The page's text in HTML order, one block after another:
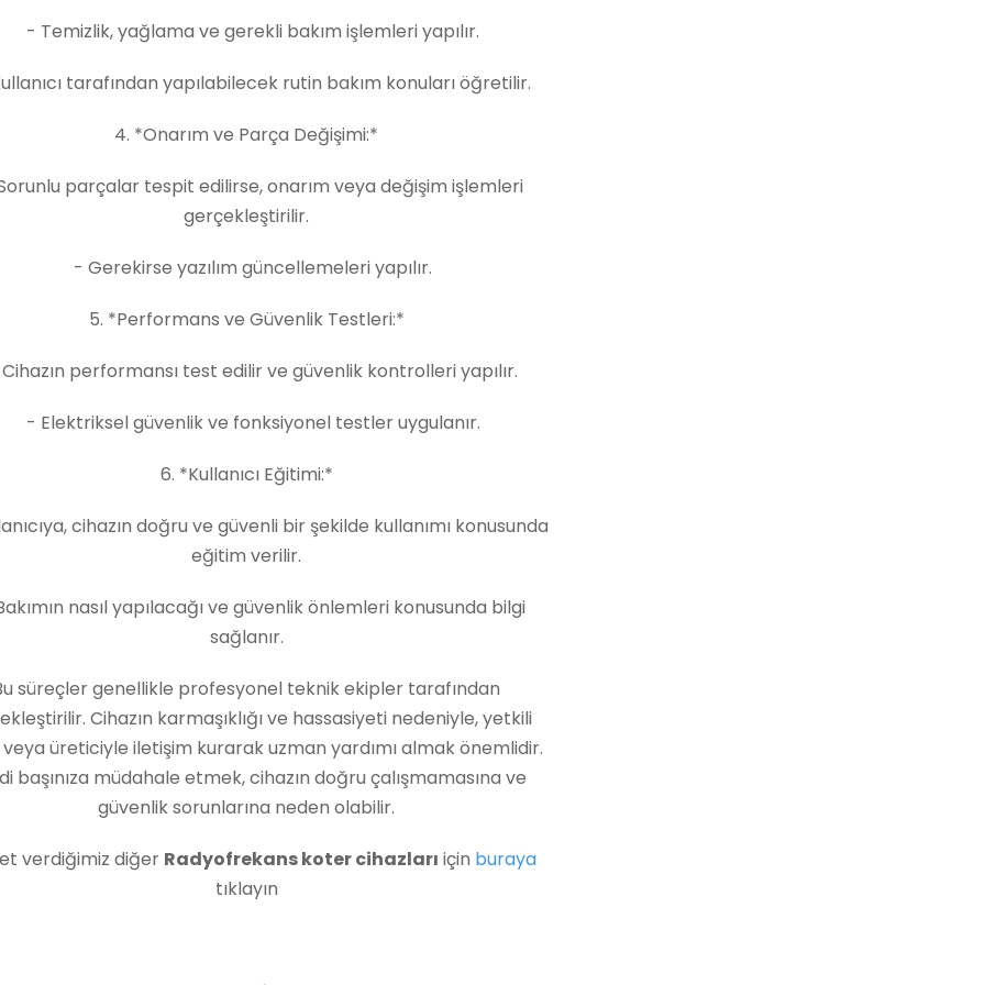
- Temizlik, yağlama ve gerekli bakım işlemleri yapılır.
tarafından yapılabilecek rutin bakım konuları öğretilir.
4. *Onarım ve Parça Değişimi:*
parçalar tespit edilirse, onarım veya değişim işlemleri
gerçekleştirilir.
- Gerekirse yazılım güncellemeleri yapılır.
5. *Performans ve Güvenlik Testleri:*
performansı test edilir ve güvenlik kontrolleri yapılır.
- Elektriksel güvenlik ve fonksiyonel testler uygulanır.
6. *Kullanıcı Eğitimi:*
cihazın doğru ve güvenli bir şekilde kullanımı konusunda
eğitim verilir.
nasıl yapılacağı ve güvenlik önlemleri konusunda bilgi
sağlanır.
süreçler genellikle profesyonel teknik ekipler tarafından
Cihazın karmaşıklığı ve hassasiyeti nedeniyle, yetkili
üreticiyle iletişim kurarak uzman yardımı almak önemlidir.
başınıza müdahale etmek, cihazın doğru çalışmamasına ve
güvenlik sorunlarına neden olabilir.
verdiğimiz diğer Radyofrekans koter cihazları için buraya
tıklayın